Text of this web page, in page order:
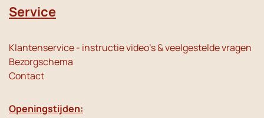
Service
Klantenservice - instructie video's & veelgestelde vragen
Bezorgschema
Contact
Openingstijden: